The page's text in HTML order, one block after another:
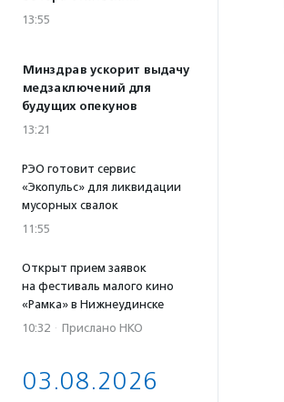
13:55
Минздрав ускорит выдачу
медзаключений для
будущих опекунов
13:21
РЭО готовит сервис
«Экопульс» для ликвидации
мусорных свалок
11:55
Открыт прием заявок
на фестиваль малого кино
«Рамка» в Нижнеудинске
10:32 · Прислано НКО
03.08.2026